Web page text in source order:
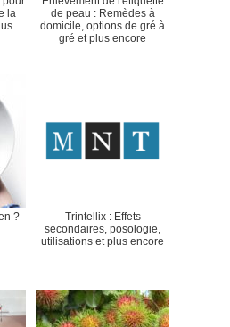
la
de peau : Remèdes à
domicile, options de gré à
gré et plus encore
?
Trintellix : Effets
secondaires, posologie,
utilisations et plus encore